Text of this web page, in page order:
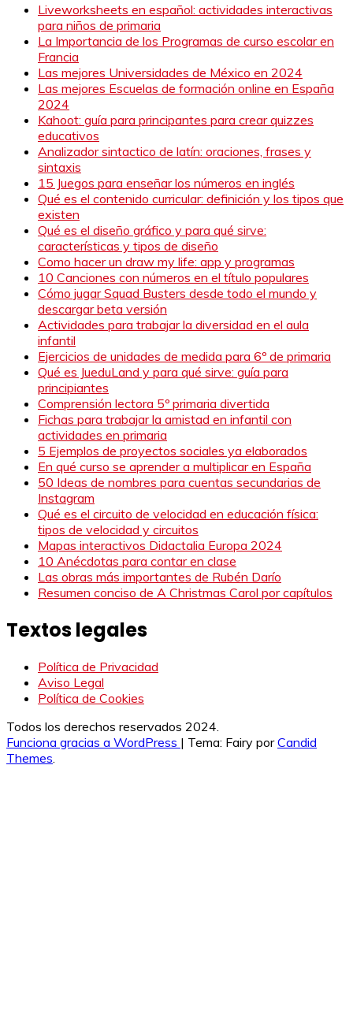
Liveworksheets en español: actividades interactivas
para niños de primaria
La Importancia de los Programas de curso escolar en
Francia
Las mejores Universidades de México en 2024
Las mejores Escuelas de formación online en España
2024
Kahoot: guía para principantes para crear quizzes
educativos
Analizador sintactico de latín: oraciones, frases y
sintaxis
15 Juegos para enseñar los números en inglés
Qué es el contenido curricular: definición y los tipos que
existen
Qué es el diseño gráfico y para qué sirve:
características y tipos de diseño
Como hacer un draw my life: app y programas
10 Canciones con números en el título populares
Cómo jugar Squad Busters desde todo el mundo y
descargar beta versión
Actividades para trabajar la diversidad en el aula
infantil
Ejercicios de unidades de medida para 6º de primaria
Qué es JueduLand y para qué sirve: guía para
principiantes
Comprensión lectora 5º primaria divertida
Fichas para trabajar la amistad en infantil con
actividades en primaria
5 Ejemplos de proyectos sociales ya elaborados
En qué curso se aprender a multiplicar en España
50 Ideas de nombres para cuentas secundarias de
Instagram
Qué es el circuito de velocidad en educación física:
tipos de velocidad y circuitos
Mapas interactivos Didactalia Europa 2024
10 Anécdotas para contar en clase
Las obras más importantes de Rubén Darío
Resumen conciso de A Christmas Carol por capítulos
Textos legales
Política de Privacidad
Aviso Legal
Política de Cookies
Todos los derechos reservados 2024.
Funciona gracias a WordPress | Tema: Fairy porCandid
Themes.